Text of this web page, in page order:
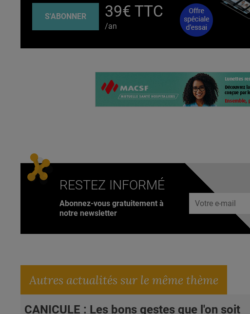
S'ABONNER 39€ TTC
/an
RESTEZ INFORMÉ
Abonnez-vous gratuitement à
notre newsletter
Adresse e-mail
Autres actualités sur le même thème
CANICULE : Les bons gestes que l'on soit